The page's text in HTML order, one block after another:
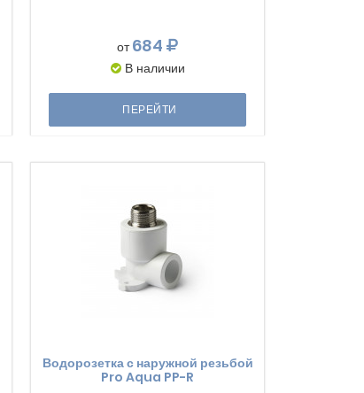
от684
В наличии
ПЕРЕЙТИ
Водорозетка с наружной резьбой
Pro Aqua PP-R